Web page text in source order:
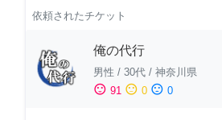
依頼されたチケット
俺の代行
男性 / 30代 / 神奈川県
sentiment_satisfied 91 sentiment_neutral 0 sentiment_dissatisfied 0